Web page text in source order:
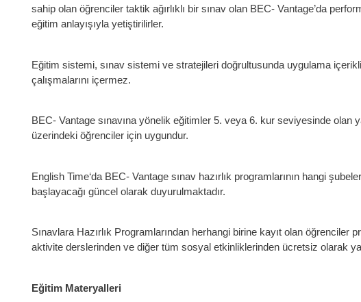
sahip olan öğrenciler taktik ağırlıklı bir sınav olan BEC- Vantage’da
eğitim anlayışıyla yetiştirilirler.
Eğitim sistemi, sınav sistemi ve stratejileri doğrultusunda uygulama
çalışmalarını içermez.
BEC- Vantage sınavına yönelik eğitimler 5. veya 6. kur seviyesinde olan
üzerindeki öğrenciler için uygundur.
English Time‘da BEC- Vantage sınav hazırlık programlarının hangi
başlayacağı güncel olarak duyurulmaktadır.
Sınavlara Hazırlık Programlarından herhangi birine kayıt olan öğrenciler
aktivite derslerinden ve diğer tüm sosyal etkinliklerinden ücretsiz olarak
Eğitim Materyalleri